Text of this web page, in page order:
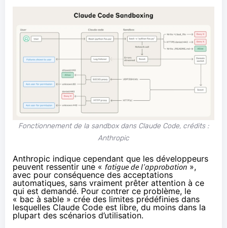
Fonctionnement de la sandbox dans Claude Code, crédits :
Anthropic
Anthropic indique cependant que les développeurs
peuvent ressentir une « fatigue de l’approbation»,
avec pour conséquence des acceptations
automatiques, sans vraiment prêter attention à ce
qui est demandé. Pour contrer ce problème, le
« bac à sable » crée des limites prédéfinies dans
lesquelles Claude Code est libre, du moins dans la
plupart des scénarios d’utilisation.